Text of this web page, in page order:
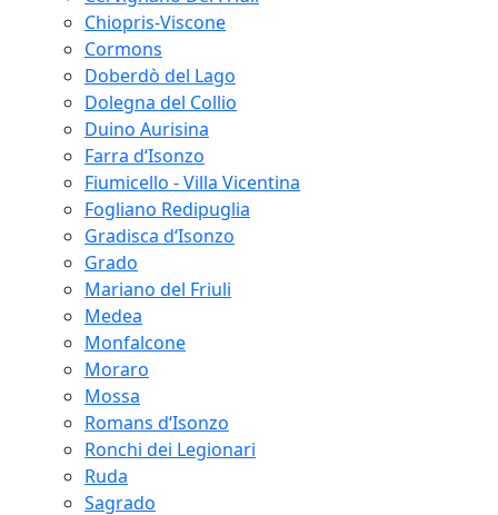
Chiopris-Viscone
Cormons
Doberdò del Lago
Dolegna del Collio
Duino Aurisina
Farra d‘Isonzo
Fiumicello - Villa Vicentina
Fogliano Redipuglia
Gradisca d‘Isonzo
Grado
Mariano del Friuli
Medea
Monfalcone
Moraro
Mossa
Romans d‘Isonzo
Ronchi dei Legionari
Ruda
Sagrado